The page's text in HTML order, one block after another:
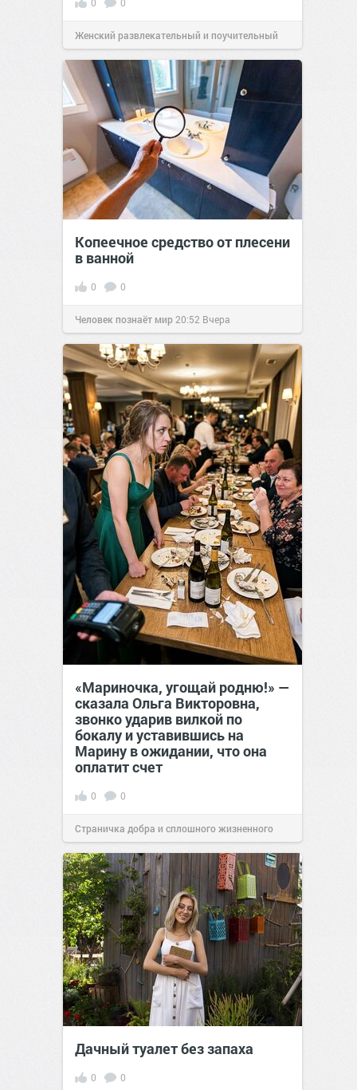
Женский развлекательный и поучительный
сайт.21:33Вчера
Копеечное средство от плесени
в ванной
0 0
Человек познаёт мир 20:52 Вчера
«Мариночка, угощай родню!» —
сказала Ольга Викторовна,
звонко ударив вилкой по
бокалу и уставившись на
Марину в ожидании, что она
оплатит счет
0 0
Страничка добра и сплошного жизненного
позитива!19:38Вчера
Дачный туалет без запаха
0 0